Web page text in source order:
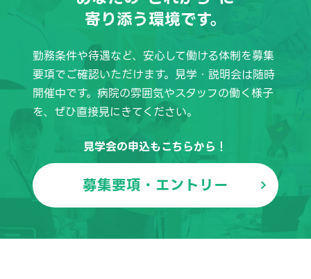
寄り添う環境です。
勤務条件や待遇など、安心して働ける体制を募集
要項でご確認いただけます。 見学・説明会は随時
開催中です。病院の雰囲気やスタッフの働く様子
を、ぜひ直接見にきてください。
見学会の申込もこちらから！
募集要項・エントリー